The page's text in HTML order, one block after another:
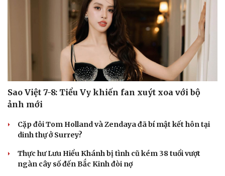
Sao Việt 7-8: Tiểu Vy khiến fan xuýt xoa với bộ
ảnh mới
Cặp đôi Tom Holland và Zendaya đã bí mật kết hôn tại
dinh thự ở Surrey?
Thực hư Lưu Hiểu Khánh bị tình cũ kém 38 tuổi vượt
ngàn cây số đến Bắc Kinh đòi nợ